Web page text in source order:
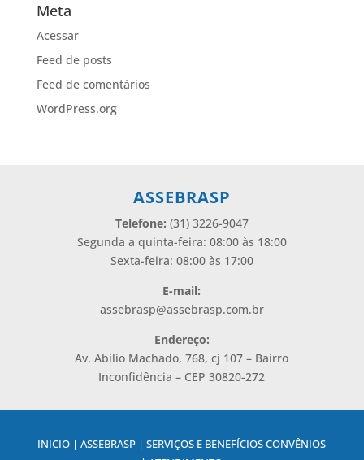
Meta
Acessar
Feed de posts
Feed de comentários
WordPress.org
ASSEBRASP
Telefone: (31) 3226-9047
Segunda a quinta-feira: 08:00 às 18:00
Sexta-feira: 08:00 às 17:00
E-mail:
assebrasp@assebrasp.com.br
Endereço:
Av. Abílio Machado, 768, cj 107 – Bairro
Inconfidência – CEP 30820-272
INICIO | ASSEBRASP | SERVIÇOS E BENEFÍCIOS CONVÊNIOS